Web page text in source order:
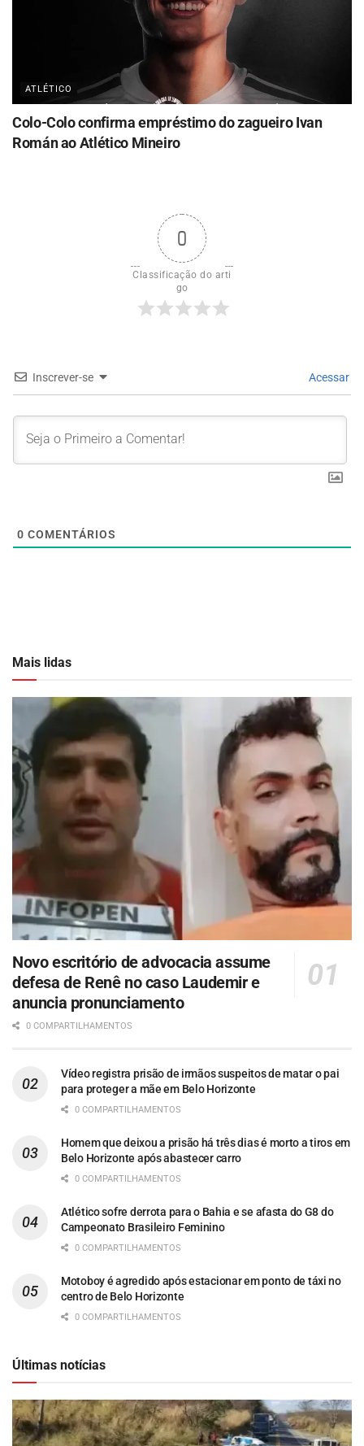
ATLÉTICO
Colo-Colo confirma empréstimo do zagueiro Ivan
Román ao Atlético Mineiro
0
Classificação do arti
go
Inscrever-se Acessar
0 COMENTÁRIOS
Mais lidas
Novo escritório de advocacia assume
defesa de Renê no caso Laudemir e
anuncia pronunciamento
0 COMPARTILHAMENTOS
Vídeo registra prisão de irmãos suspeitos de matar o pai
para proteger a mãe em Belo Horizonte
0 COMPARTILHAMENTOS
Homem que deixou a prisão há três dias é morto a tiros em
Belo Horizonte após abastecer carro
0 COMPARTILHAMENTOS
Atlético sofre derrota para o Bahia e se afasta do G8 do
Campeonato Brasileiro Feminino
0 COMPARTILHAMENTOS
Motoboy é agredido após estacionar em ponto de táxi no
centro de Belo Horizonte
0 COMPARTILHAMENTOS
Últimas notícias